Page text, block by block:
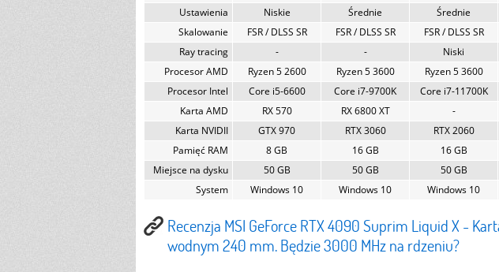
Ustawienia
Niskie Średnie Średnie
Skalowanie
FSR / DLSS SR FSR / DLSS SR FSR / DLSS SR
Ray tracing
- - Niski
Procesor AMD
Ryzen 5 2600 Ryzen 5 3600 Ryzen 5 3600
Procesor Intel
Core i5-6600 Core i7-9700K Core i7-11700K
Karta AMD
RX 570 RX 6800 XT -
Karta NVIDII
GTX 970 RTX 3060 RTX 2060
Pamięć RAM
8 GB 16 GB 16 GB
Miejsce na dysku
50 GB 50 GB 50 GB
System
Windows 10 Windows 10 Windows 10
Recenzja MSI GeForce RTX 4090 Suprim Liquid X -
wodnym 240 mm. Będzie 3000 MHz na rdzeniu?